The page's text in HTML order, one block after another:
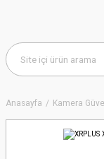
Anasayfa Kamera